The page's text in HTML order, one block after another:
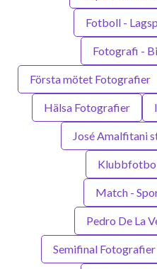
Fotboll -
Fotografi -
Första mötet Fotografier
Hälsa Fotografier
José Amalfitani
Match -
Pedro De La
Semifinal Fotografier